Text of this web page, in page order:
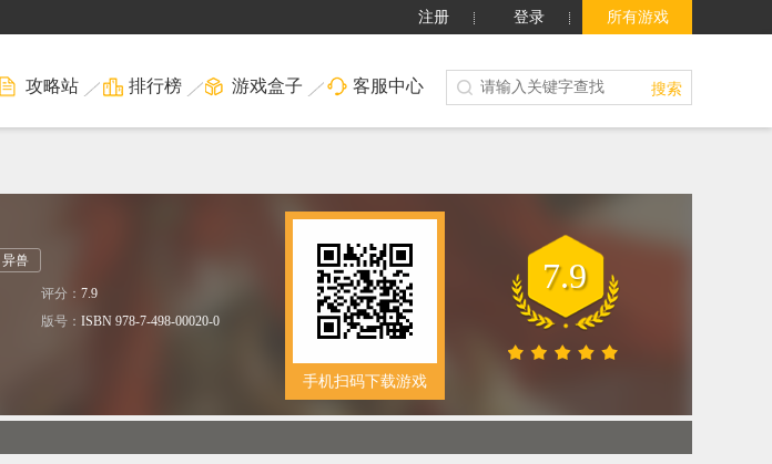
注册 登录 所有游戏
攻略站 排行榜 游戏盒子 客服中心 搜索
异兽
评分： 7.9
版号： ISBN 978-7-498-00020-0
手机扫码下载游戏
7.9